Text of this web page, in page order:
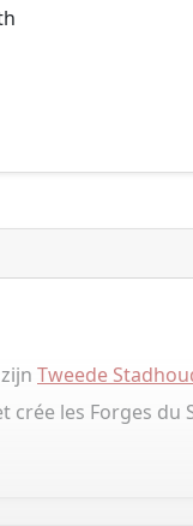
Tweede
les Forges